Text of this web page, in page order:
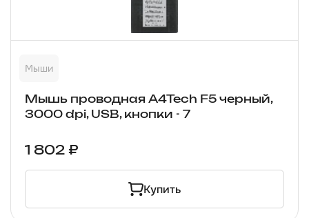
Мыши
Мышь проводная A4Tech F5 черный,
3000 dpi, USB, кнопки - 7
1 802 ₽
Купить